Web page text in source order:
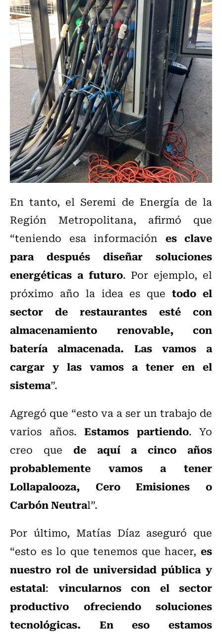
En tanto, el Seremi de Energía de la
Región Metropolitana, afirmó que
“teniendo esa información es clave
para después diseñar soluciones
energéticas a futuro. Por ejemplo, el
próximo año la idea es quetodo el
sector de restaurantes esté con
almacenamiento renovable, con
batería almacenada. Las vamos a
cargar y las vamos a tener en el
sistema”.
Agregó que “esto va a ser un trabajo de
varios años. Estamos partiendo. Yo
creo que de aquí a cinco años
probablemente vamos a tener
Lollapalooza, Cero Emisiones o
Carbón Neutral”.
Por último, Matías Díaz aseguró que
“esto es lo que tenemos que hacer, es
nuestro rol de universidad pública y
estatal: vincularnos con el sector
productivo ofreciendo soluciones
tecnológicas. En eso estamos